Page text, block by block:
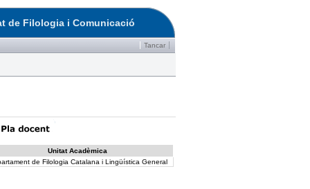
de Filologia i Comunicació
Tancar
Unitat Acadèmica
de Filologia Catalana i Lingüística General